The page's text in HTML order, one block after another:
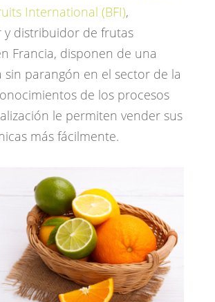
International (BFI),
distribuidor de frutas
Francia, disponen de una
sin parangón en el sector de la
de los procesos
le permiten vender sus
más fácilmente.